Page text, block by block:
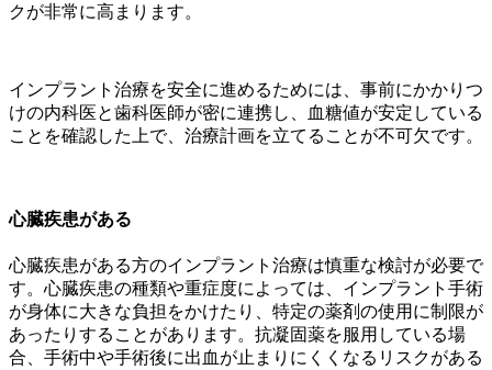
クが非常に高まります。
インプラント治療を安全に進めるためには、事前にかかりつ
けの内科医と歯科医師が密に連携し、血糖値が安定している
ことを確認した上で、治療計画を立てることが不可欠です。
心臓疾患がある
心臓疾患がある方のインプラント治療は慎重な検討が必要で
す。心臓疾患の種類や重症度によっては、インプラント手術
が身体に大きな負担をかけたり、特定の薬剤の使用に制限が
あったりすることがあります。抗凝固薬を服用している場
合、手術中や手術後に出血が止まりにくくなるリスクがある